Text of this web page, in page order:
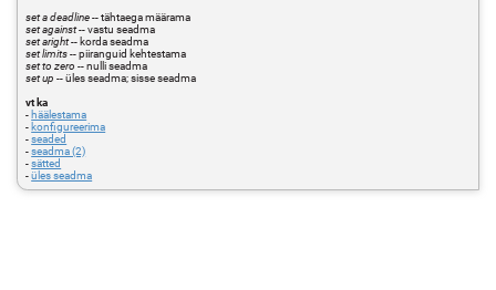
set a deadline-- tähtaega määrama
set against-- vastu seadma
set aright-- korda seadma
set limits-- piiranguid kehtestama
set to zero -- nulli seadma
set up -- üles seadma; sisse seadma
vt ka
- häälestama
- konfigureerima
-seaded
-seadma (2)
-sätted
-üles seadma